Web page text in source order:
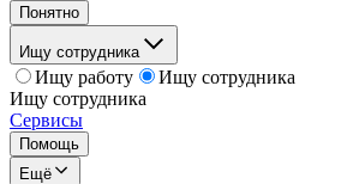
Понятно
Ищу сотрудника
Ищу работу
Ищу сотрудника
Ищу сотрудника
Сервисы
Помощь
Ещё